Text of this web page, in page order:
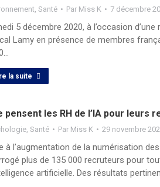
,Santé Par Miss K 7 décembre
5 décembre 2020, à l’occasion
Lamy en présence de membres
la suite
pensent les RH de l’IA pour leurs
,Santé Par Miss K 29 novembre
à l’augmentation de la numérisation
plus de 135 000 recruteurs pour
artificielle. Des résultats